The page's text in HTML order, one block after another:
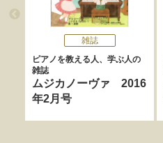
雑誌
ピアノを教える人、学ぶ人の
雑誌
ムジカノーヴァ 2016
年2月号